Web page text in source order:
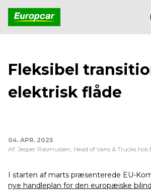
Fleksibel
elektrisk flåde
04. APR. 2025
Af: Jesper Rasmussen, Head of Vans & Trucks
I starten af marts præsenterede EU-
nye handleplan for den europæiske